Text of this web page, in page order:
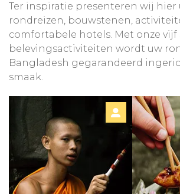
Ter inspiratie presenteren wij hier
rondreizen, bouwstenen,
comfortabele hotels. Met onze vijf
belevingsactiviteiten wordt uw
Bangladesh gegarandeerd
smaak.